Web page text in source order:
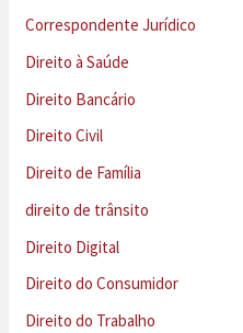
Correspondente Jurídico
Direito à Saúde
Direito Bancário
Direito Civil
Direito de Família
direito de trânsito
Direito Digital
Direito do Consumidor
Direito do Trabalho